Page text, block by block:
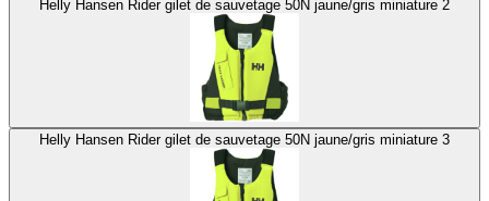
Helly Hansen Rider gilet de sauvetage 50N jaune/gris miniature 2
Helly Hansen Rider gilet de sauvetage 50N jaune/gris miniature 3